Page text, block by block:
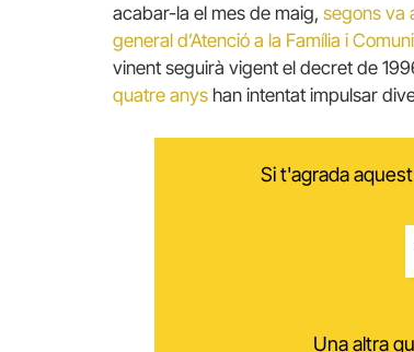
acabar-la el mes de maig, segons va
general d’Atenció a la Família i
vinent seguirà vigent el decret de
quatre anys han intentat impulsar
Si t'agrada
Una altra